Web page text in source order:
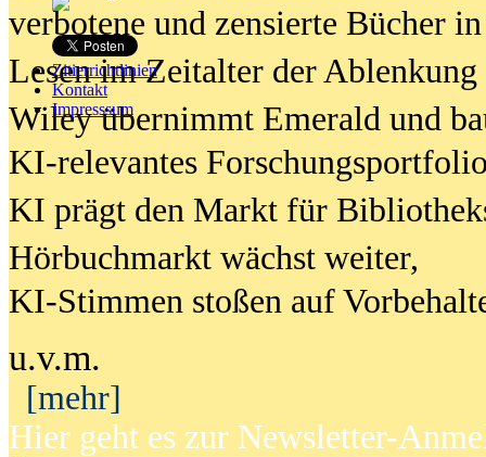
Zitierrichtlinien
Kontakt
Impresssum
verbotene und zensierte Bücher
Lesen im Zeitalter der Ablenkung
Wiley übernimmt Emerald und
KI-relevantes
KI prägt den Markt für
Hörbuchmarkt wächst weiter,
KI-Stimmen stoßen auf
u.v.m.
[mehr]
Hier geht es zur Newsletter-